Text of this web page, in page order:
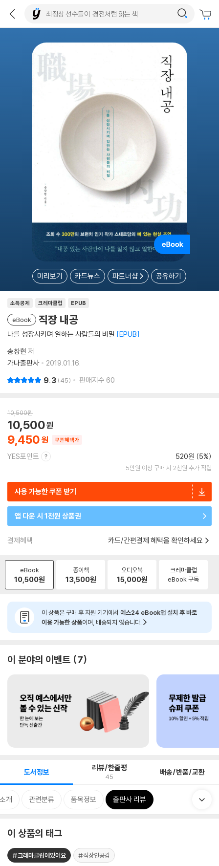
미리보기 카드뉴스 파트너샵 공유하기
소득공제 크레마클럽 EPUB
eBook 직장 내공
나를 성장시키며 일하는 사람들의 비밀 EPUB
송창현 저
가나출판사
2019.01.16.
9.3 45 판매지수 60
10,500원
9,450
10,500
쿠폰혜택가
YES포인트 520원 (5%)
5만원 이상 구매 시 2천원 추가 적립
사용 가능한 쿠폰 받기
앱 다운 시 1천원 상품권
결제혜택 카드/간편결제 혜택을 확인하세요
eBook
10,500원
종이책
13,500원
오디오북
15,000원
크레마클럽
eBook 구독
이 상품은 구매 후 지원 기기에서 예스24 eBook앱 설치 후 바로
이용 가능한 상품이며, 배송되지 않습니다.
이 분야의 이벤트 7
도서정보 리뷰/한줄평
45 배송/반품/교환
개 관련분류 품목정보 출판사 리뷰
이 상품의 태그
#크레마클럽에있어요 #직장인공감